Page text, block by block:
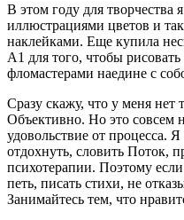
В этом году для творчества
иллюстрациями цветов и
наклейками. Еще купила
А1 для того, чтобы
фломастерами наедине с
Сразу скажу, что у меня нет
Объективно. Но это совсем
удовольствие от процесса.
отдохнуть, словить Поток,
психотерапии. Поэтому
петь, писать стихи, не
Занимайтесь тем, что